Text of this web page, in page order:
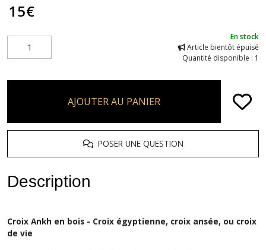
15€
En stock
Article bientôt épuisé
Quantité disponible : 1
AJOUTER AU PANIER
POSER UNE QUESTION
Description
Croix Ankh en bois - Croix égyptienne, croix ansée, ou croix
de vie